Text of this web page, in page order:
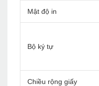
Mật độ in
Bộ ký tự
Chiều rộng giấy